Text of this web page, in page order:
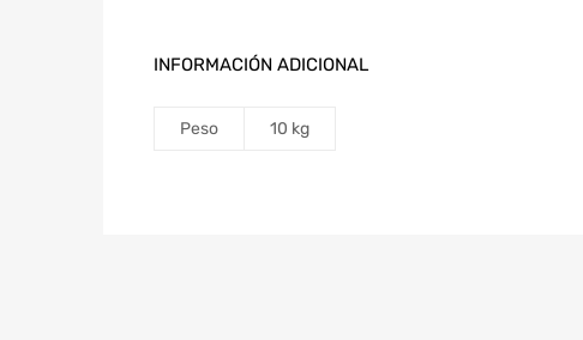
INFORMACIÓN ADICIONAL
Peso 10 kg